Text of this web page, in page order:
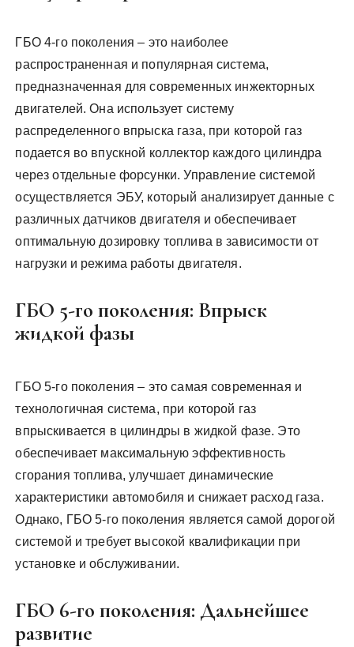
ГБО 4-го поколения – это наиболее
распространенная и популярная система,
предназначенная для современных инжекторных
двигателей. Она использует систему
распределенного впрыска газа, при которой газ
подается во впускной коллектор каждого цилиндра
через отдельные форсунки. Управление системой
осуществляется ЭБУ, который анализирует данные с
различных датчиков двигателя и обеспечивает
оптимальную дозировку топлива в зависимости от
нагрузки и режима работы двигателя.
ГБО 5-го поколения: Впрыск
жидкой фазы
ГБО 5-го поколения – это самая современная и
технологичная система, при которой газ
впрыскивается в цилиндры в жидкой фазе. Это
обеспечивает максимальную эффективность
сгорания топлива, улучшает динамические
характеристики автомобиля и снижает расход газа.
Однако, ГБО 5-го поколения является самой дорогой
системой и требует высокой квалификации при
установке и обслуживании.
ГБО 6-го поколения: Дальнейшее
развитие